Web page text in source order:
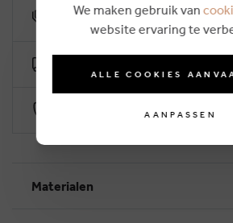
10% klantenkorting
Veilig betalen via Worldline
Materialen
We maken gebruik van
website ervaring te
ALLE COOKIES
AANPASSEN